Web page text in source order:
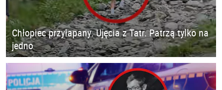
Chłopiec przyłapany. Ujęcia z Tatr. Patrzą tylko na
jedno